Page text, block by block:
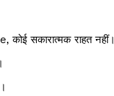
सकारात्मक राहत नहीं।